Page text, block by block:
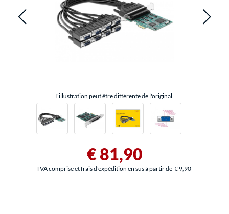
L'illustration peut être différente de l'original.
€ 81,90
TVA comprise et frais d'expédition en sus à partir de € 9,90